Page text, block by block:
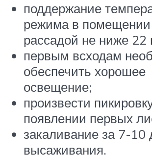
поддержание
режима в
рассадой не ниже 22
первым всходам
обеспечить хорошее
освещение;
произвести
появлении первых
закаливание за 7-10
высаживания.